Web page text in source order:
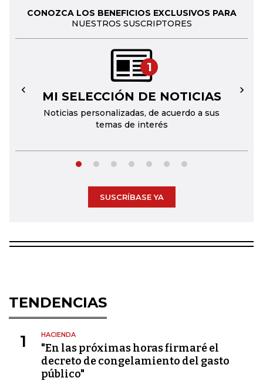
CONOZCA LOS BENEFICIOS EXCLUSIVOS PARA
NUESTROS SUSCRIPTORES
1
MI SELECCIÓN DE NOTICIAS
Noticias personalizadas, de acuerdo a sus
temas de interés
← →
SUSCRÍBASE YA
TENDENCIAS
1 HACIENDA
"En las próximas horas firmaré el
decreto de congelamiento del gasto
público"